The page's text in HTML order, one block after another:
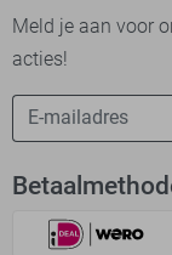
Meld je aan voor
acties!